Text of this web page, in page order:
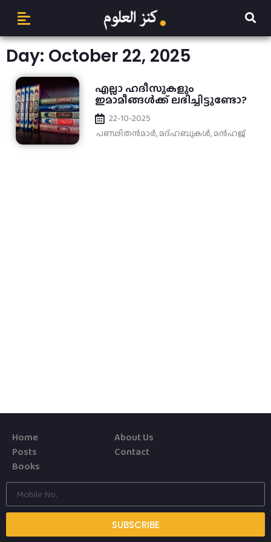
Day: October 22, 2025
എല്ലാ ഹദീസുകളും
ഇമാമീങ്ങൾക്ക് ലഭിച്ചിട്ടുണ്ടോ?
22-10-2025
പണ്ഢിതൻമാർ, മദ്ഹബുകള്‍, മന്‍ഹജ്
Home
Posts
Books
About Us
Contact
SUBSCRIBE